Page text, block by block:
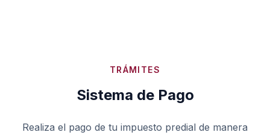
TRÁMITES
Sistema de Pago
Realiza el pago de tu impuesto predial de manera